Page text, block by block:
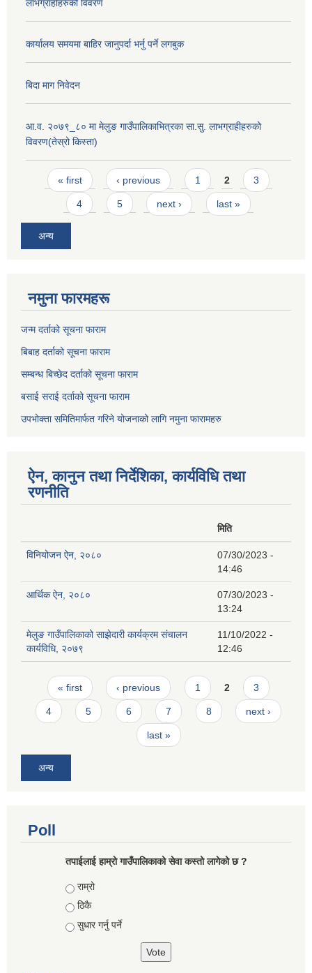
लाभग्राहीहरुको विवरण
कार्यालय समयमा बाहिर जानुपर्दा भर्नु पर्ने लगबुक
बिदा माग निवेदन
आ.व. २०७९_८० मा मेलुङ गाउँपालिकाभित्रका सा.सु. लाभग्राहीहरुको
विवरण(तेस्रो किस्ता)
Pages
« first ‹ previous 1 2 3
4 5 next › last »
अन्य
नमुना फारमहरू
जन्म दर्ताको सूचना फाराम
बिबाह दर्ताको सूचना फाराम
सम्बन्ध बिच्छेद दर्ताको सूचना फाराम
बसाई सराई दर्ताको सूचना फाराम
उपभोक्ता समितिमार्फत गरिने योजनाको लागि नमुना फारामहरु
ऐन, कानुन तथा निर्देशिका, कार्यविधि तथा
रणनीति
मिति
विनियोजन ऐन, २०८०
07/30/2023 -
14:46
आर्थिक ऐन, २०८०
07/30/2023 -
13:24
मेलुङ गाउँपालिकाको साझेदारी कार्यक्रम संचालन
कार्यविधि, २०७९
11/10/2022 -
12:46
Pages
« first ‹ previous 1 2 3
4 5 6 7 8 next ›
last »
अन्य
Poll
तपाईलाई हाम्राे गाउँपालिकाको सेवा कस्तो लागेको छ ?
Choices
राम्रो
ठिकै
सुधार गर्नु पर्ने